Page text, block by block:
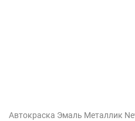
Автокраска Эмаль Металлик